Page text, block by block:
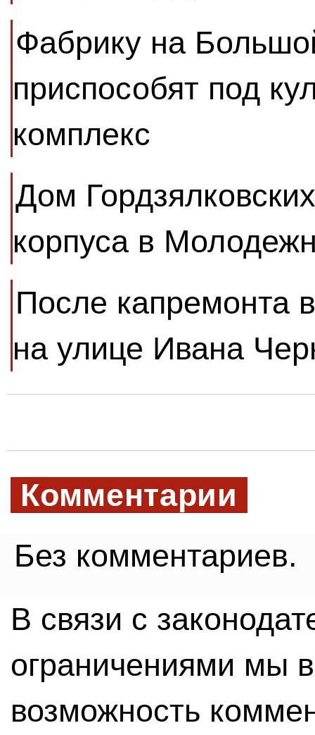
Фабрику на
приспособят под
комплекс
Дом
корпуса в
После капремонта
на улице Ивана
Комментарии
Без комментариев.
В связи с
ограничениями мы
возможность